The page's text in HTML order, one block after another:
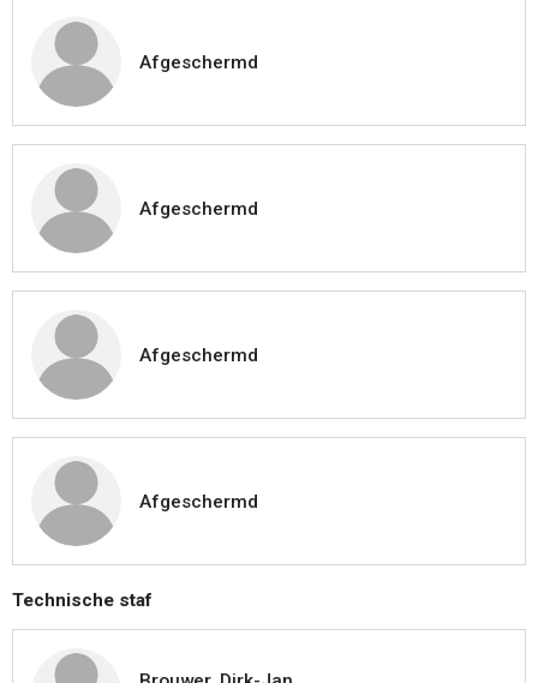
Afgeschermd
Afgeschermd
Afgeschermd
Afgeschermd
Technische staf